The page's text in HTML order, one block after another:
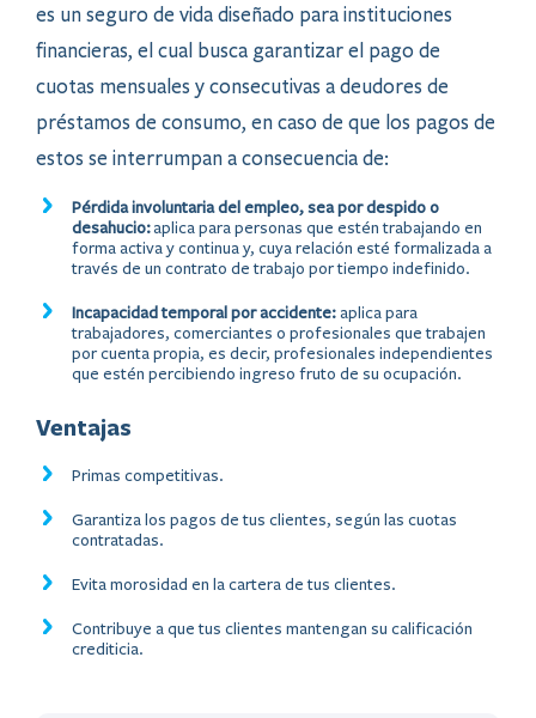
es un seguro de vida diseñado para instituciones
financieras, el cual busca garantizar el pago de
cuotas mensuales y consecutivas a deudores de
préstamos de consumo, en caso de que los pagos de
estos se interrum​pan a consecuencia de:
Pérdida involuntaria del empl​eo, sea por despido o
desahucio:aplica para personas que estén trabajando en
forma activa y continua y, cuya relación esté formalizada a
través de un contrato de trabajo por tiempo indefinido.
Incapacidad temporal por accidente:aplica para
trabajadores, comerciantes o profesionales que trabajen
por cuenta propia, es decir, profesionales independientes
que estén percibiendo ingreso fruto de su ocupación.
Ventajas
Primas competitivas.
Garantiza los pagos de tus clientes, según las cuotas
contratadas.
Evita morosidad en la cartera de tus clientes.
Contribuye a que tus clientes mantengan su calificación
crediticia.​